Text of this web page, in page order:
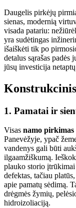
Daugelis pirkėjų
sienas, modernią
visada patariu:
yra sudėtingas
išaiškėti tik po
detalus sąrašas padės
jūsų investicija
1. Pamatai ir
Visas namo pirkimas
Panevėžyje, ypač
vandenys gali būti
ilgaamžiškumą.
plauko storio
defektas, tačiau
apie pamatų sėdimą.
drėgmės žymių,
hidroizoliaciją.